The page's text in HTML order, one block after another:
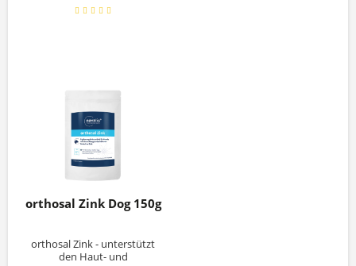
orthosal Zink Dog 150g
orthosal Zink - unterstützt
den Haut- und